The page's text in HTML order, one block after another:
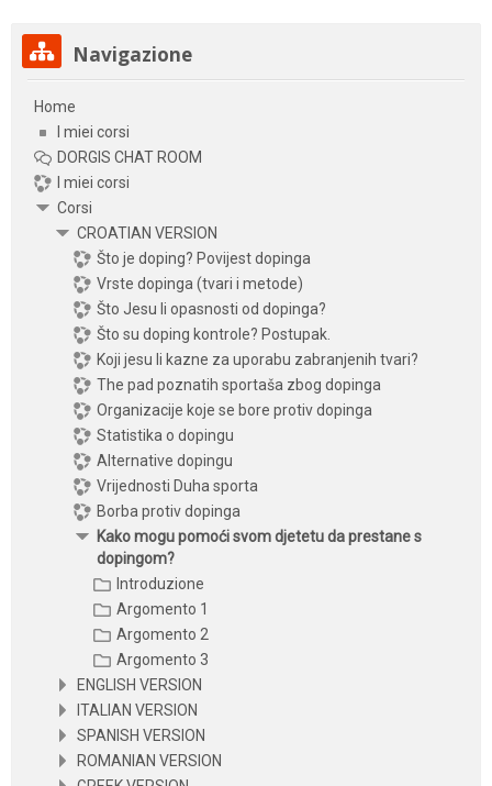
Salta Navigazione
Navigazione
Home
I miei corsi
DORGIS CHAT ROOM
I miei corsi
Corsi
CROATIAN VERSION
Što je doping? Povijest dopinga
Vrste dopinga (tvari i metode)
Što Jesu li opasnosti od dopinga?
Što su doping kontrole? Postupak.
Koji jesu li kazne za uporabu zabranjenih tvari?
The pad poznatih sportaša zbog dopinga
Organizacije koje se bore protiv dopinga
Statistika o dopingu
Alternative dopingu
Vrijednosti Duha sporta
Borba protiv dopinga
Kako mogu pomoći svom djetetu da prestane s
dopingom?
Introduzione
Argomento 1
Argomento 2
Argomento 3
ENGLISH VERSION
ITALIAN VERSION
SPANISH VERSION
ROMANIAN VERSION